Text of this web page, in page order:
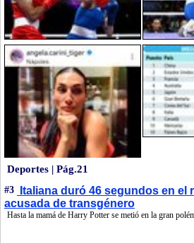
Deportes | Pág.21
#3
Italiana duró 46 segundos en el
acusada de transgénero
Hasta la mamá de Harry Potter se metió en la gran